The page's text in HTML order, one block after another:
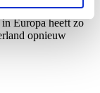
gasvoorraden al
Europa heeft zo
opnieuw